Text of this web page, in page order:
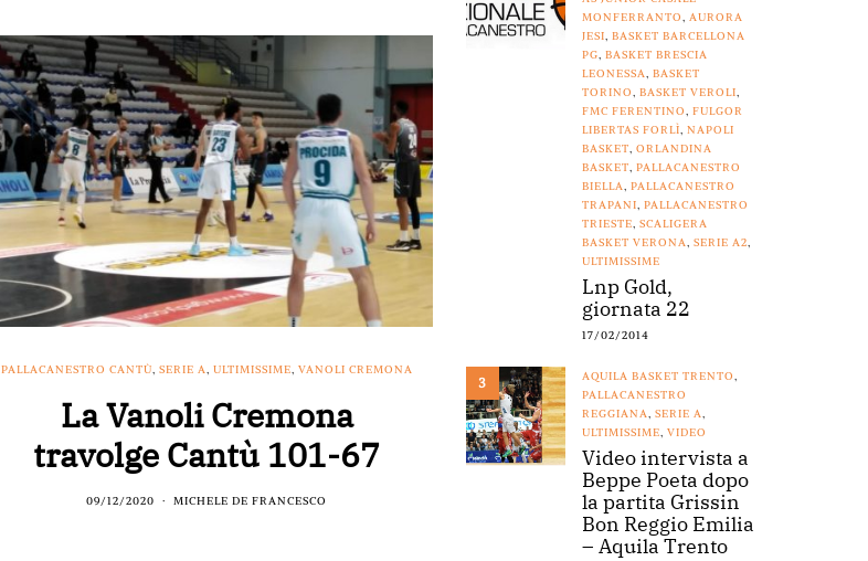
PALLACANESTRO CANTÙ, SERIE A, ULTIMISSIME, VANOLI CREMONA
La Vanoli Cremona
travolge Cantù 101-67
09/12/2020 MICHELE DE FRANCESCO
MONFERRANTO, AURORA
JESI, BASKET BARCELLONA
PG, BASKET BRESCIA
LEONESSA, BASKET
TORINO, BASKET VEROLI,
FMC FERENTINO, FULGOR
LIBERTAS FORLÌ, NAPOLI
BASKET, ORLANDINA
BASKET, PALLACANESTRO
BIELLA, PALLACANESTRO
TRAPANI, PALLACANESTRO
TRIESTE, SCALIGERA
BASKET VERONA, SERIE A2,
ULTIMISSIME
Lnp Gold,
giornata 22
17/02/2014
3 AQUILA BASKET TRENTO,
PALLACANESTRO
REGGIANA, SERIE A,
ULTIMISSIME, VIDEO
Video intervista a
Beppe Poeta dopo
la partita Grissin
Bon Reggio Emilia
– Aquila Trento